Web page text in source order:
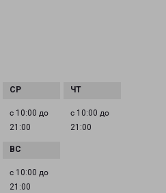
с 10:00 до
21:00
с 10:00 до
21:00
с 10:00 до
21:00